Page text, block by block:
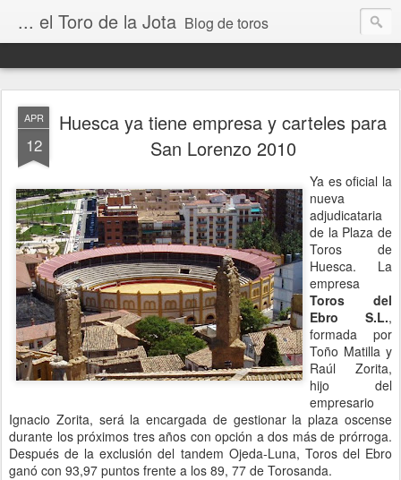
... el Toro de la Jota Blog de toros
APR
12
Huesca ya tiene empresa y carteles para
San Lorenzo 2010
Ya es oficial la
nueva
adjudicataria
de la Plaza de
Toros de
Huesca. La
empresa
Toros del
Ebro S.L.,
formada por
Toño Matilla y
Raúl Zorita,
hijo del
empresario
Ignacio Zorita, será la encargada de gestionar la plaza oscense
durante los próximos tres años con opción a dos más de prórroga.
Después de la exclusión del tandem Ojeda-Luna, Toros del Ebro
ganó con 93,97 puntos frente a los 89, 77 de Torosanda.